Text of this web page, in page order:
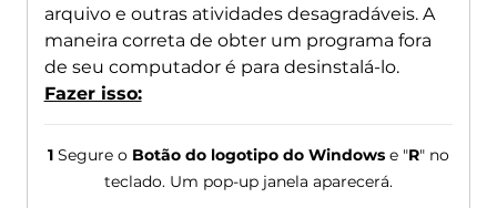
arquivo e outras atividades desagradáveis. A
maneira correta de obter um programa fora
de seu computador é para desinstalá-lo.
Fazer isso:
1Segure o Botão do logotipo do Windowse "R" no
teclado. Um pop-up janela aparecerá.